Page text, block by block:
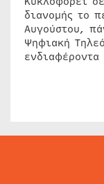
διανομής το
Αυγούστου,
Ψηφιακή